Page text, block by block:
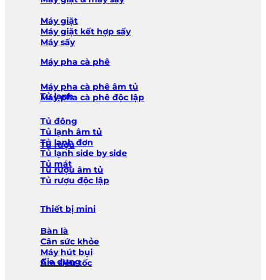
Máy giặt
Máy giặt kết hợp sấy
Máy sấy
Máy pha cà phê
Máy pha cà phê âm tủ
Máy pha cà phê độc lập
Tủ lạnh
Tủ đông
Tủ lạnh âm tủ
Tủ lạnh đơn
Tủ lạnh side by side
Tủ mát
Tủ rượu
Tủ rượu âm tủ
Tủ rượu độc lập
Thiết bị mini
Bàn là
Cân sức khỏe
Máy hút bụi
Ấm siêu tốc
Gia dụng